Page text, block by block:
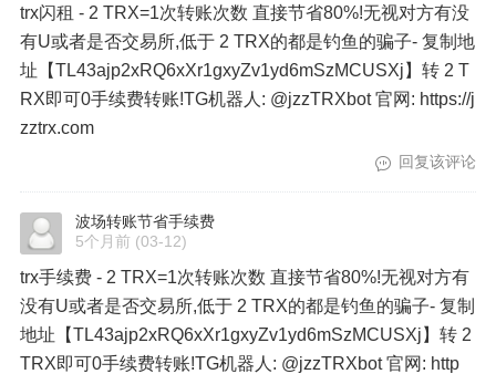
trx闪租 - 2 TRX=1次转账次数 直接节省80%!无视对方有没
有U或者是否交易所,低于 2 TRX的都是钓鱼的骗子- 复制地
址【TL43ajp2xRQ6xXr1gxyZv1yd6mSzMCUSXj】转 2 T
RX即可0手续费转账!TG机器人: @jzzTRXbot 官网: https://j
zztrx.com
回复该评论
波场转账节省手续费
5个月前 (03-12)
trx手续费 - 2 TRX=1次转账次数 直接节省80%!无视对方有
没有U或者是否交易所,低于 2 TRX的都是钓鱼的骗子- 复制
地址【TL43ajp2xRQ6xXr1gxyZv1yd6mSzMCUSXj】转 2
TRX即可0手续费转账!TG机器人: @jzzTRXbot 官网: http